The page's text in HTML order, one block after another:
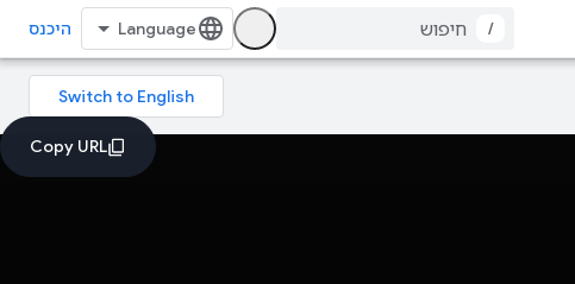
/ היכנס